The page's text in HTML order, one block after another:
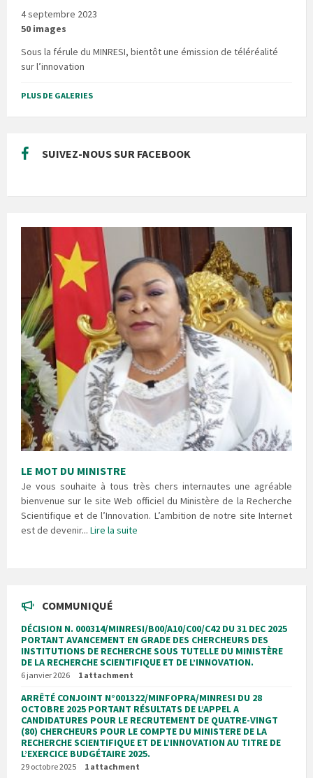
4 septembre 2023
50 images
Sous la férule du MINRESI, bientôt une émission de téléréalité
sur l’innovation
PLUS DE GALERIES
SUIVEZ-NOUS SUR FACEBOOK
LE MOT DU MINISTRE
Je vous souhaite à tous très chers internautes une agréable
bienvenue sur le site Web officiel du Ministère de la Recherche
Scientifique et de l’Innovation. L’ambition de notre site Internet
est de devenir... Lire la suite
COMMUNIQUÉ
DÉCISION N. 000314/MINRESI/B00/A10/C00/C42 DU 31 DEC 2025
PORTANT AVANCEMENT EN GRADE DES CHERCHEURS DES
INSTITUTIONS DE RECHERCHE SOUS TUTELLE DU MINISTÈRE
DE LA RECHERCHE SCIENTIFIQUE ET DE L’INNOVATION.
6 janvier 2026 1 attachment
ARRÊTÉ CONJOINT N°001322/MINFOPRA/MINRESI DU 28
OCTOBRE 2025 PORTANT RÉSULTATS DE L’APPEL A
CANDIDATURES POUR LE RECRUTEMENT DE QUATRE-VINGT
(80) CHERCHEURS POUR LE COMPTE DU MINISTERE DE LA
RECHERCHE SCIENTIFIQUE ET DE L’INNOVATION AU TITRE DE
L’EXERCICE BUDGÉTAIRE 2025.
29 octobre 2025 1 attachment